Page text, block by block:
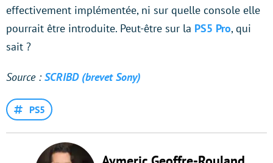
effectivement implémentée, ni sur quelle console elle
pourrait être introduite. Peut-être sur la PS5 Pro, qui
sait ?
Source : SCRIBD (brevet Sony)
PS5